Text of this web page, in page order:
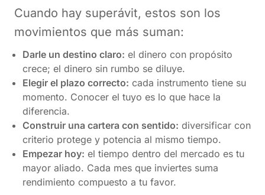
Cuando hay superávit, estos son los
movimientos que más suman:
Darle un destino claro: el dinero con propósito
crece; el dinero sin rumbo se diluye.
Elegir el plazo correcto: cada instrumento tiene su
momento. Conocer el tuyo es lo que hace la
diferencia.
Construir una cartera con sentido: diversificar con
criterio protege y potencia al mismo tiempo.
Empezar hoy: el tiempo dentro del mercado es tu
mayor aliado. Cada mes que inviertes suma
rendimiento compuesto a tu favor.